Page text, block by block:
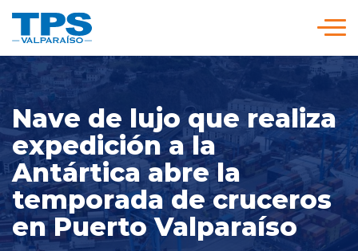
Somos TPS
Nuestra Visión Estratégica
Servicios y Tarifas
Políticas y Procedimientos
Nave de lujo que realiza
expedición a la
Antártica abre la
temporada de cruceros
en Puerto Valparaíso